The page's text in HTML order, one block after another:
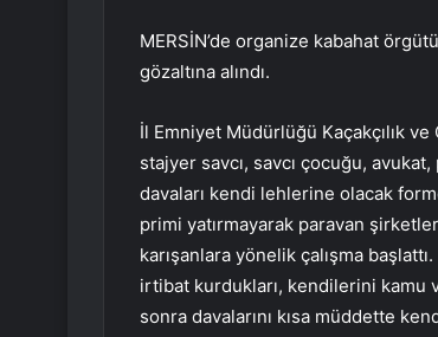
MERSİN’de organize kabahat
gözaltına alındı.
İl Emniyet Müdürlüğü Kaçakçılık
stajyer savcı, savcı çocuğu,
davaları kendi lehlerine olacak
primi yatırmayarak paravan
karışanlara yönelik çalışma
irtibat kurdukları, kendilerini kamu
sonra davalarını kısa müddette